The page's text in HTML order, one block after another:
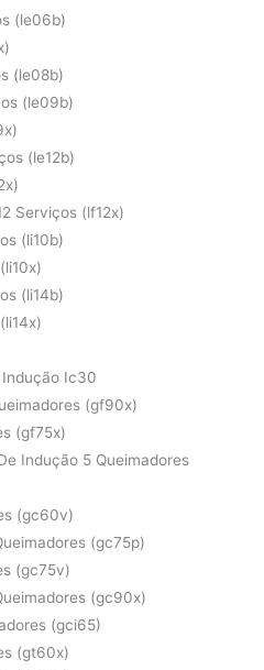
(le06b)
(le08b)
(le09b)
(le12b)
Serviços (lf12x)
(li10b)
(li14b)
Indução Ic30
(gf90x)
(gf75x)
Indução 5 Queimadores
(gc60v)
(gc75p)
(gc75v)
(gc90x)
(gci65)
(gt60x)